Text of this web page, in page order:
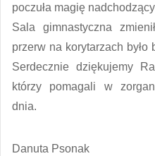
poczuła magię
Sala gimnastyczna
przerw na korytarzach było
Serdecznie dziękujemy
którzy pomagali w
dnia.
Danuta Psonak